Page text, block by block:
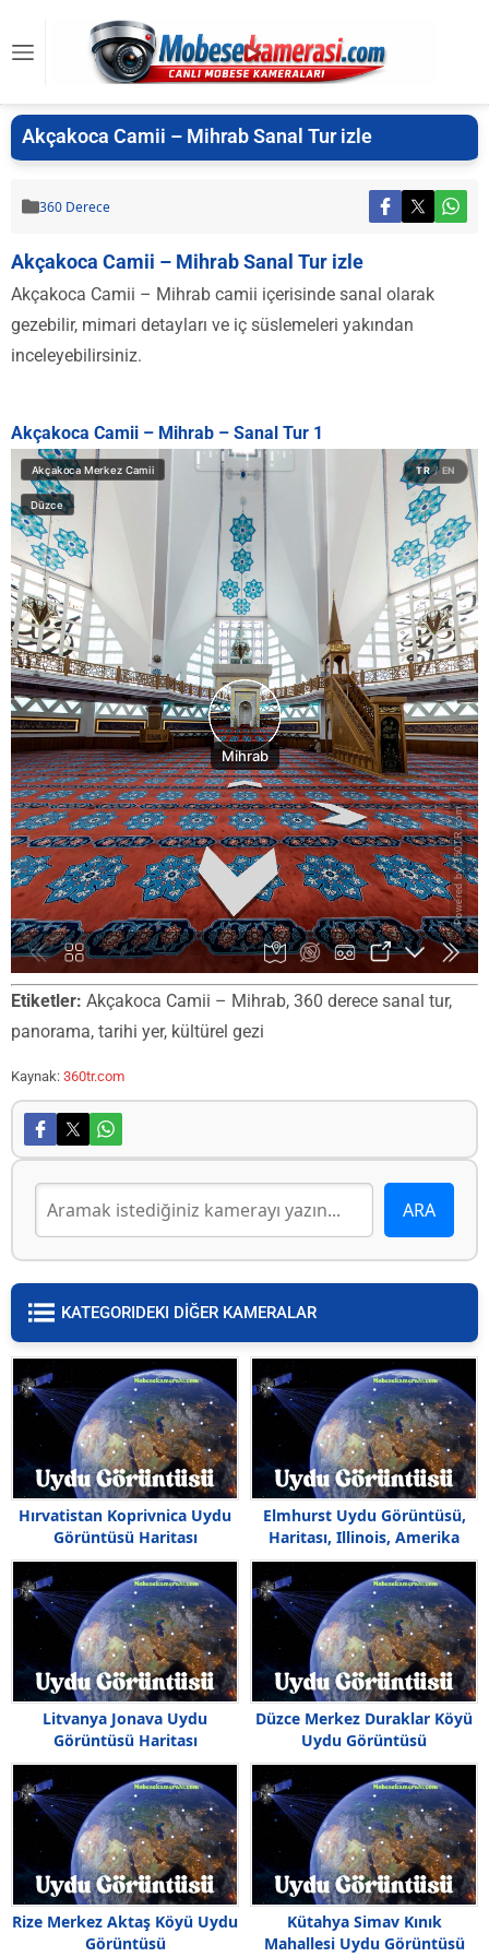
Akçakoca Camii – Mihrab Sanal Tur izle
360 Derece
Akçakoca Camii – Mihrab Sanal Tur izle
Akçakoca Camii – Mihrab camii içerisinde sanal olarak
gezebilir, mimari detayları ve iç süslemeleri yakından
inceleyebilirsiniz.
Akçakoca Camii – Mihrab – Sanal Tur 1
Etiketler: Akçakoca Camii – Mihrab, 360 derece sanal tur,
panorama, tarihi yer, kültürel gezi
Kaynak: 360tr.com
KATEGORIDEKI DİĞER KAMERALAR
Hırvatistan Koprivnica Uydu
Görüntüsü Haritası
Elmhurst Uydu Görüntüsü,
Haritası, Illinois, Amerika
Litvanya Jonava Uydu
Görüntüsü Haritası
Düzce Merkez Duraklar Köyü
Uydu Görüntüsü
Rize Merkez Aktaş Köyü Uydu
Görüntüsü
Kütahya Simav Kınık
Mahallesi Uydu Görüntüsü